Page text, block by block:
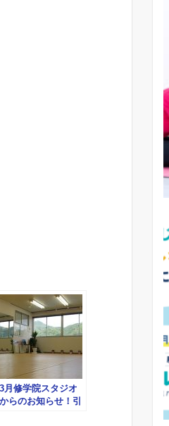
3月修学院スタジオ
からのお知らせ！引